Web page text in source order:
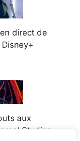
direct de
aux
Studios